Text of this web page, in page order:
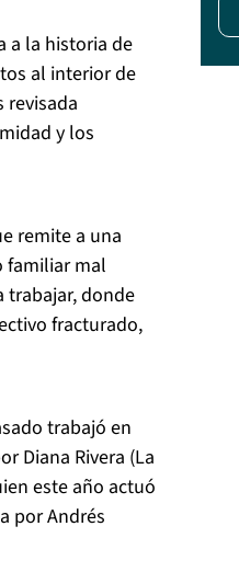
a la historia de
al interior de
revisada
y los
remite a una
familiar mal
trabajar, donde
fracturado,
trabajó en
Diana Rivera (La
este año actuó
por Andrés